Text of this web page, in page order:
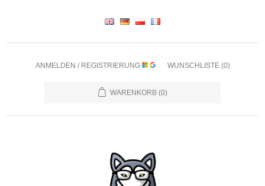
ANMELDEN / REGISTRIERUNG WUNSCHLISTE (0)
WARENKORB (0)